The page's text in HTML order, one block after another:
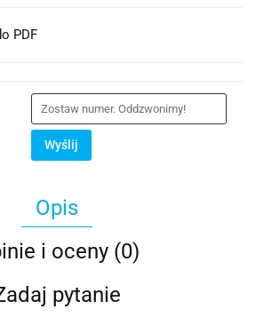
PDF
Wyślij
Opis
i oceny (0)
pytanie